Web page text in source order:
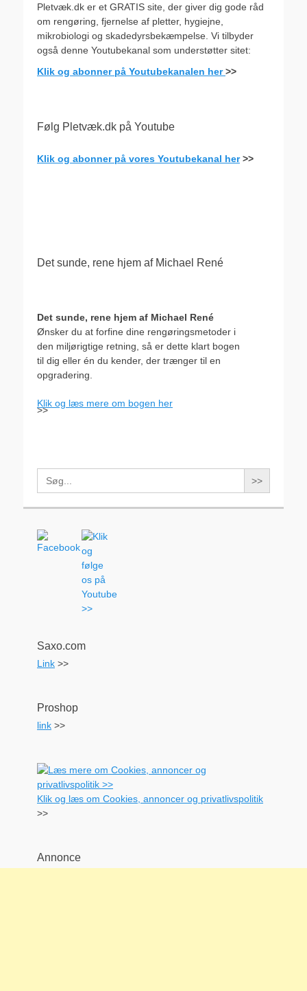
Pletvæk.dk er et GRATIS site, der giver dig gode råd
om rengøring, fjernelse af pletter, hygiejne,
mikrobiologi og skadedyrsbekæmpelse. Vi tilbyder
også denne Youtubekanal som understøtter sitet:
Klik og abonner på Youtubekanalen her>>
Følg Pletvæk.dk på Youtube
Klik og abonner på vores Youtubekanal her>>
Det sunde, rene hjem af Michael René
Det sunde, rene hjem af Michael René
Ønsker du at forfine dine rengøringsmetoder i
den miljørigtige retning, så er dette klart bogen
til dig eller én du kender, der trænger til en
opgradering.
Klik og læs mere om bogen her
>>
Search
for:
Saxo.com
Link >>
Proshop
link >>
Klik og læs om Cookies, annoncer og privatlivspolitik
>>
Annonce